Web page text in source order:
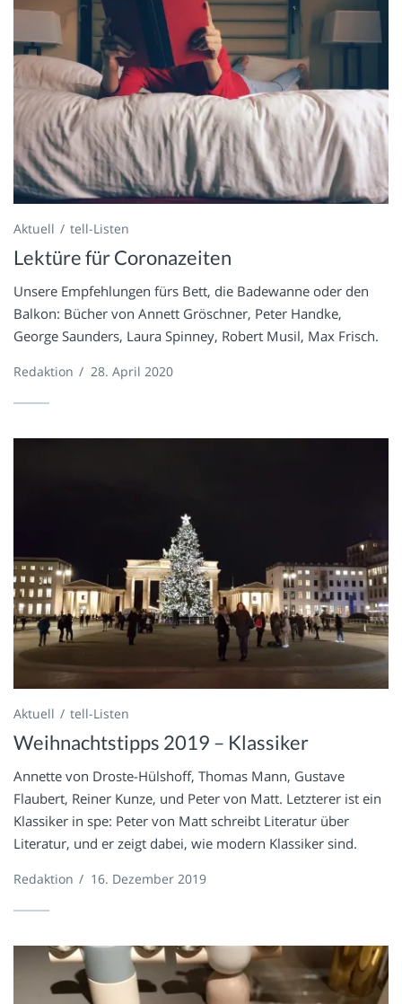
Aktuell tell-Listen
Lektüre für Coronazeiten
Unsere Empfehlungen fürs Bett, die Badewanne oder den
Balkon: Bücher von Annett Gröschner, Peter Handke,
George Saunders, Laura Spinney, Robert Musil, Max Frisch.
Redaktion / 28. April 2020
Aktuell tell-Listen
Weihnachtstipps 2019 – Klassiker
Annette von Droste-Hülshoff, Thomas Mann, Gustave
Flaubert, Reiner Kunze, und Peter von Matt. Letzterer ist ein
Klassiker in spe: Peter von Matt schreibt Literatur über
Literatur, und er zeigt dabei, wie modern Klassiker sind.
Redaktion / 16. Dezember 2019